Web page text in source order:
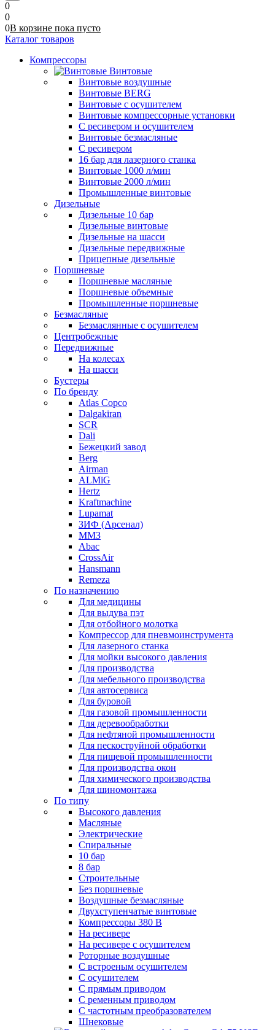
0
0
0В корзине пока пусто
Каталог товаров
Компрессоры
Винтовые
Винтовые воздушные
Винтовые BERG
Винтовые с осушителем
Винтовые компрессорные установки
C ресивером и осушителем
Винтовые безмасляные
C ресивером
16 бар для лазерного станка
Винтовые 1000 л/мин
Винтовые 2000 л/мин
Промышленные винтовые
Дизельные
Дизельные 10 бар
Дизельные винтовые
Дизельные на шасси
Дизельные передвижные
Прицепные дизельные
Поршневые
Поршневые масляные
Поршневые объемные
Промышленные поршневые
Безмасляные
Безмаслянные с осушителем
Центробежные
Передвижные
На колесах
На шасси
Бустеры
По бренду
Atlas Copco
Dalgakiran
SCR
Dali
Бежецкий завод
Berg
Airman
ALMiG
Hertz
Kraftmachine
Lupamat
ЗИФ (Арсенал)
ММЗ
Abac
CrossAir
Hansmann
Remeza
По назначению
Для медицины
Для выдува пэт
Для отбойного молотка
Компрессор для пневмоинструмента
Для лазерного станка
Для мойки высокого давления
Для производства
Для мебельного производства
Для автосервиса
Для буровой
Для газовой промышленности
Для деревообработки
Для нефтяной промышленности
Для пескоструйной обработки
Для пищевой промышленности
Для производства окон
Для химического производства
Для шиномонтажа
По типу
Высокого давления
Масляные
Электрические
Спиральные
10 бар
8 бар
Cтроительные
Без поршневые
Воздушные безмасляные
Двухступенчатые винтовые
Компрессоры 380 В
На ресивере
На ресивере с осушителем
Роторные воздушные
С встроеным осушителем
С осушителем
С прямым приводом
С ременным приводом
С частотным преобразователем
Шнековые